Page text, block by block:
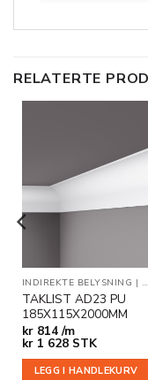
RELATERTE
INDIREKTE BELYSNING |
TAKLIST AD23 PU
185X115X2000MM
kr814 /m
kr1 628 STK
LEGG I HANDLEKURV